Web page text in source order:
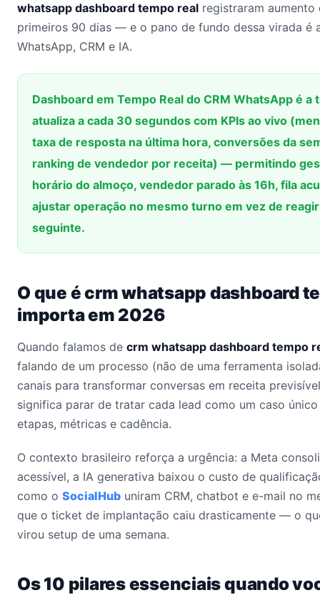
whatsapp dashboard tempo real registraram
primeiros 90 dias — e o pano de fundo dessa virada é
WhatsApp, CRM e IA.
Dashboard em Tempo Real do CRM WhatsApp é a
atualiza a cada 30 segundos com KPIs ao vivo
taxa de resposta na última hora, conversões da
ranking de vendedor por receita) — permitindo
horário do almoço, vendedor parado às 16h, fila
ajustar operação no mesmo turno em vez de
seguinte.
O que é crm whatsapp dashboard
importa em 2026
Quando falamos de crm whatsapp dashboard tempo
falando de um processo (não de uma ferramenta
canais para transformar conversas em receita
significa parar de tratar cada lead como um caso
etapas, métricas e cadência.
O contexto brasileiro reforça a urgência: a Meta
acessível, a IA generativa baixou o custo de
como o SocialHub uniram CRM, chatbot e e-mail no
que o ticket de implantação caiu drasticamente — o
virou setup de uma semana.
Os 10 pilares essenciais quando